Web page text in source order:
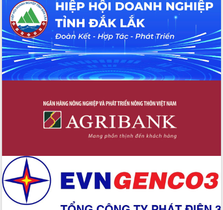
hiện nhiệm vụ quản lý tài sản công
hàng tuần
Tháo gỡ những vướng mắc, đẩy mạnh
công tác cải cách thủ tục hành chính
tại Trung tâm Phục vụ hành chính
công tỉnh
Đắk Lắk: Tôn vinh 46 giải pháp tại Hội
về phát triển nuôi trồng thủy sản
Phó Chủ tịch UBND tỉnh Đắk Lắk
Trương Công Thái kiểm tra thực địa
Dự án cao tốc Khánh Hòa - Buôn Ma
Định vị cà phê Việt Nam như một “di
sản sống” trong dòng chảy toàn cầu
Xây dựng nông thôn mới: Nâng cao đời
sống người dân từ những mô hình thiết
thực